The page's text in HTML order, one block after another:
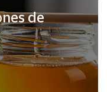
de